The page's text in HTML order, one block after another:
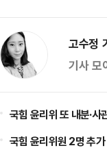
고수정
기사 모
국힘 윤리위 또 내분·사
국힘 윤리위원 2명 추